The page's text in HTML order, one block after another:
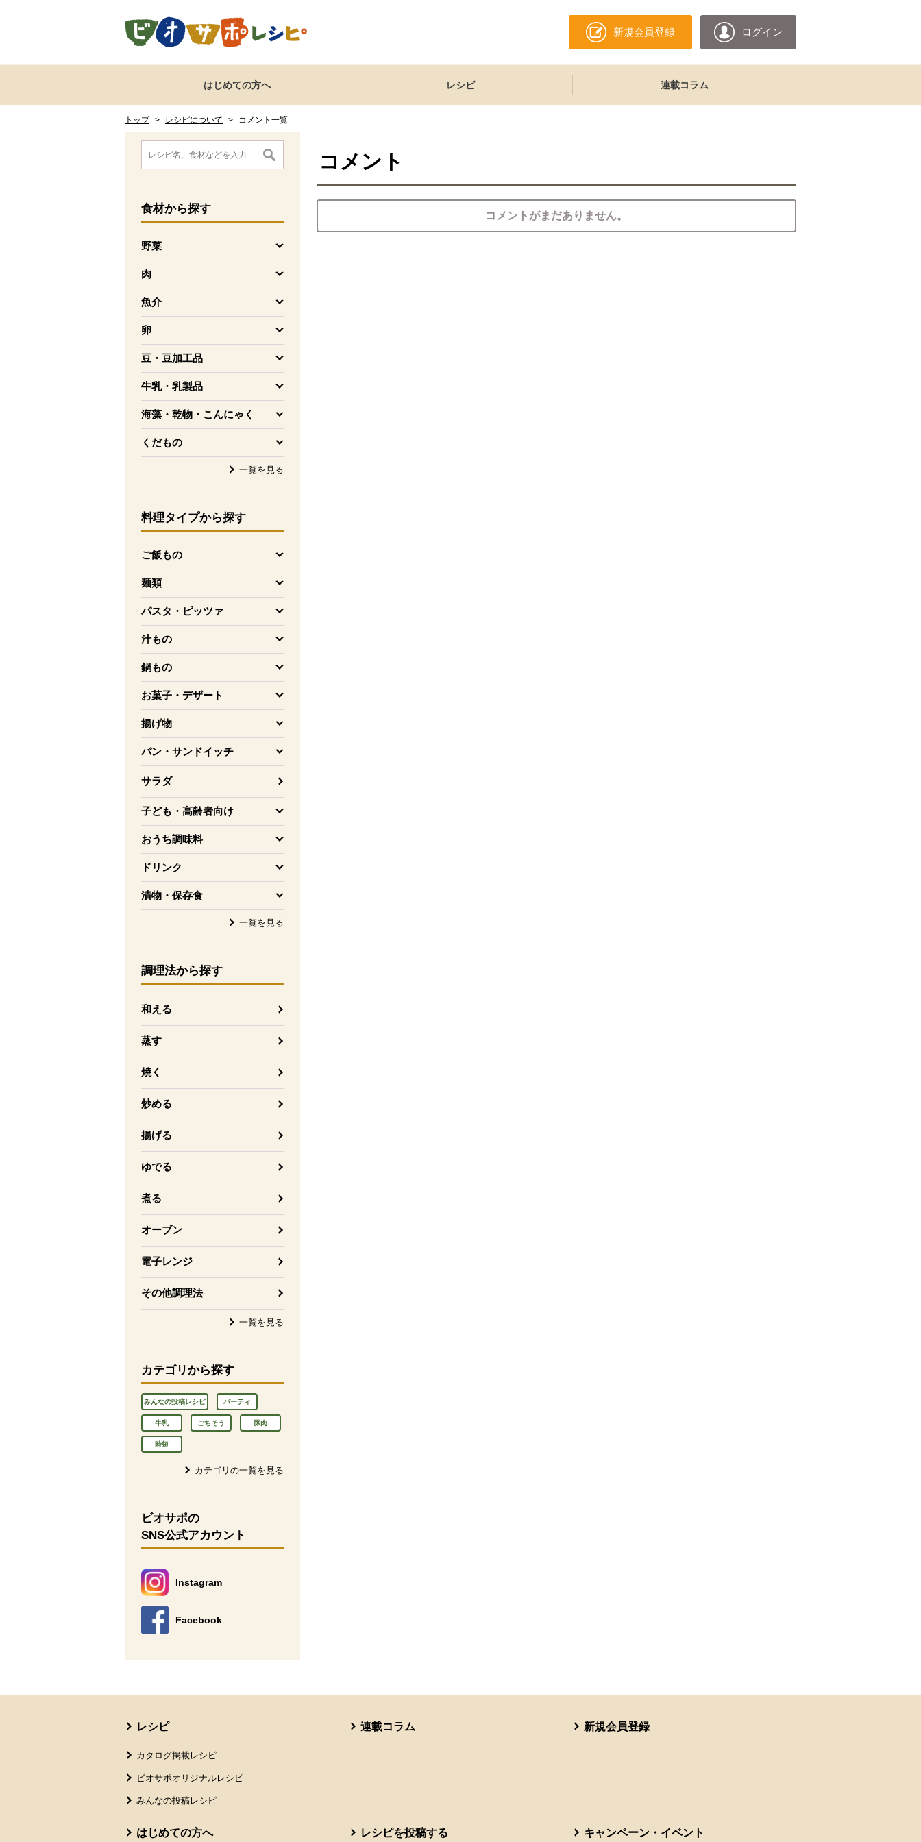
新規会員登録 ログイン
ここからサイト内共通メニューです。
サイト内共通メニューをスキップする
はじめての方へ レシピ 連載コラム
トップ > レシピについて > コメント一覧
ここから消費材検索メニューです。
食材から探す
野菜
を開く
肉
を開く
魚介
を開く
卵
を開く
豆・豆加工品
を開く
牛乳・乳製品
を開く
海藻・乾物・こんにゃく
を開く
くだもの
を開く
一覧を見る
料理タイプから探す
ご飯もの
を開く
麺類
を開く
パスタ・ピッツァ
を開く
汁もの
を開く
鍋もの
を開く
お菓子・デザート
を開く
揚げ物
を開く
パン・サンドイッチ
を開く
サラダ
子ども・高齢者向け
を開く
おうち調味料
を開く
ドリンク
を開く
漬物・保存食
を開く
一覧を見る
調理法から探す
和える
蒸す
焼く
炒める
揚げる
ゆでる
煮る
オーブン
電子レンジ
その他調理法
一覧を見る
カテゴリから探す
みんなの投稿レシピ パーティ
牛乳 ごちそう 豚肉
時短
カテゴリの一覧を見る
消費材検索メニューここまで。
ここから本文です。
ビオサポの
SNS公式アカウント
Instagram
別のウィンドウで開きます。
Facebook
別のウィンドウで開きます。
コメント
コメントがまだありません。
レシピ
カタログ掲載レシピ
ビオサポオリジナルレシピ
みんなの投稿レシピ
連載コラム 新規会員登録
はじめての方へ レシピを投稿する キャンペーン・イベント